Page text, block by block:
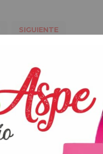
SIGUIENTE